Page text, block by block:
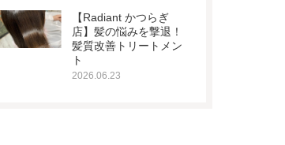
【Radiant かつらぎ
店】髪の悩みを撃退！
髪質改善トリートメン
ト
2026.06.23